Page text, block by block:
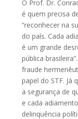
O Prof. Dr.
é quem precisa
“reconhecer na
do país. Cada
é um grande
pública
fraude
papel do STF. Já
a segurança de
e cada
delinquência